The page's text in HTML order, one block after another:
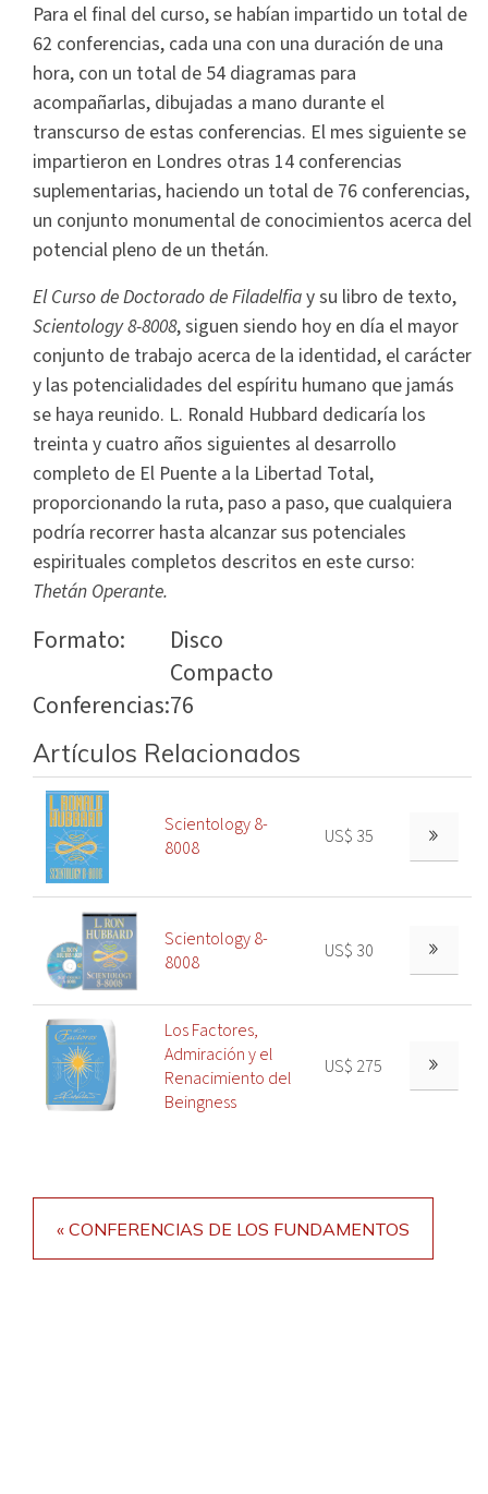
Para el final del curso, se habían impartido un total de
62 conferencias, cada una con una duración de una
hora, con un total de 54 diagramas para
acompañarlas, dibujadas a mano durante el
transcurso de estas conferencias. El mes siguiente se
impartieron en Londres otras 14 conferencias
suplementarias, haciendo un total de 76 conferencias,
un conjunto monumental de conocimientos acerca del
potencial pleno de un thetán.
El Curso de Doctorado de Filadelfiay su libro de texto,
Scientology 8-8008, siguen siendo hoy en día el mayor
conjunto de trabajo acerca de la identidad, el carácter
y las potencialidades del espíritu humano que jamás
se haya reunido. L. Ronald Hubbard dedicaría los
treinta y cuatro años siguientes al desarrollo
completo de El Puente a la Libertad Total,
proporcionando la ruta, paso a paso, que cualquiera
podría recorrer hasta alcanzar sus potenciales
espirituales completos descritos en este curso:
Thetán Operante.
Formato:
Disco
Compacto
Conferencias:76
Artículos Relacionados
Scientology 8-
8008
US$ 35
Scientology 8-
8008
US$ 30
Los Factores,
Admiración y el
Renacimiento del
Beingness
US$ 275
« CONFERENCIAS DE LOS FUNDAMENTOS